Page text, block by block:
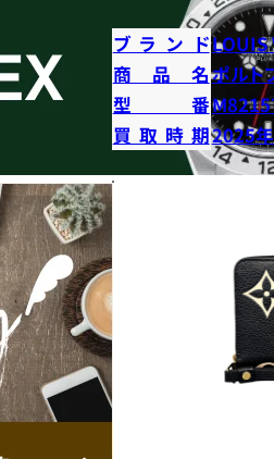
ブランドLOUIS
商品名ポルト
型番
買取時期2025